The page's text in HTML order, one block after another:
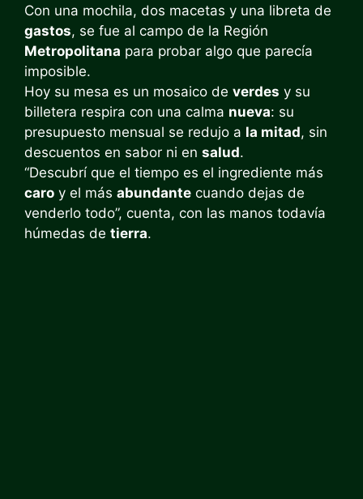
Con una mochila, dos macetas y una libreta de
gastos, se fue al campo de la Región
Metropolitana para probar algo que parecía
imposible.
Hoy su mesa es un mosaico de verdes y su
billetera respira con una calma nueva: su
presupuesto mensual se redujo a la mitad, sin
descuentos en sabor ni en salud.
“Descubrí que el tiempo es el ingrediente más
caro y el más abundante cuando dejas de
venderlo todo”, cuenta, con las manos todavía
húmedas de tierra.